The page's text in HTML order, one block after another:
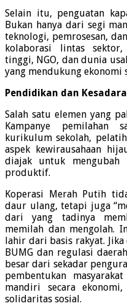
Selain itu, penguatan
Bukan hanya dari segi
teknologi, pemrosesan,
kolaborasi lintas
tinggi, NGO, dan dunia
yang mendukung
Pendidikan dan
Salah satu elemen yang
Kampanye pemilahan
kurikulum sekolah,
aspek kewirausahaan
diajak untuk
produktif.
Koperasi Merah Putih
daur ulang, tetapi juga
dari yang tadinya
memilah dan mengolah.
lahir dari basis rakyat.
BUMG dan regulasi
besar dari sekadar
pembentukan
mandiri secara
solidaritas sosial.